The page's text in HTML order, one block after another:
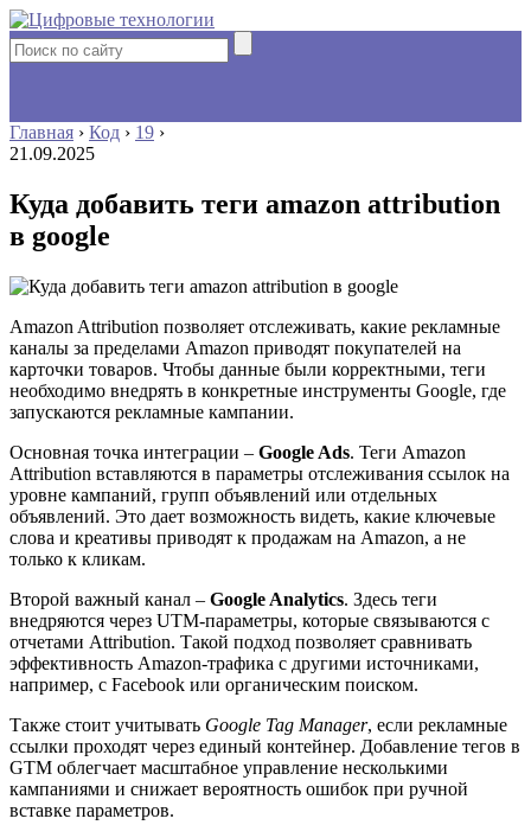
Главная › Код › 19 ›
21.09.2025
Куда добавить теги amazon attribution
в google
Amazon Attribution позволяет отслеживать, какие рекламные
каналы за пределами Amazon приводят покупателей на
карточки товаров. Чтобы данные были корректными, теги
необходимо внедрять в конкретные инструменты Google, где
запускаются рекламные кампании.
Основная точка интеграции – Google Ads. Теги Amazon
Attribution вставляются в параметры отслеживания ссылок на
уровне кампаний, групп объявлений или отдельных
объявлений. Это дает возможность видеть, какие ключевые
слова и креативы приводят к продажам на Amazon, а не
только к кликам.
Второй важный канал – Google Analytics. Здесь теги
внедряются через UTM-параметры, которые связываются с
отчетами Attribution. Такой подход позволяет сравнивать
эффективность Amazon-трафика с другими источниками,
например, с Facebook или органическим поиском.
Также стоит учитывать Google Tag Manager, если рекламные
ссылки проходят через единый контейнер. Добавление тегов в
GTM облегчает масштабное управление несколькими
кампаниями и снижает вероятность ошибок при ручной
вставке параметров.